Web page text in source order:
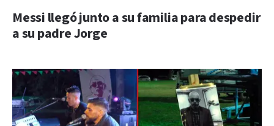
Messi llegó junto a su familia para despedir
a su padre Jorge